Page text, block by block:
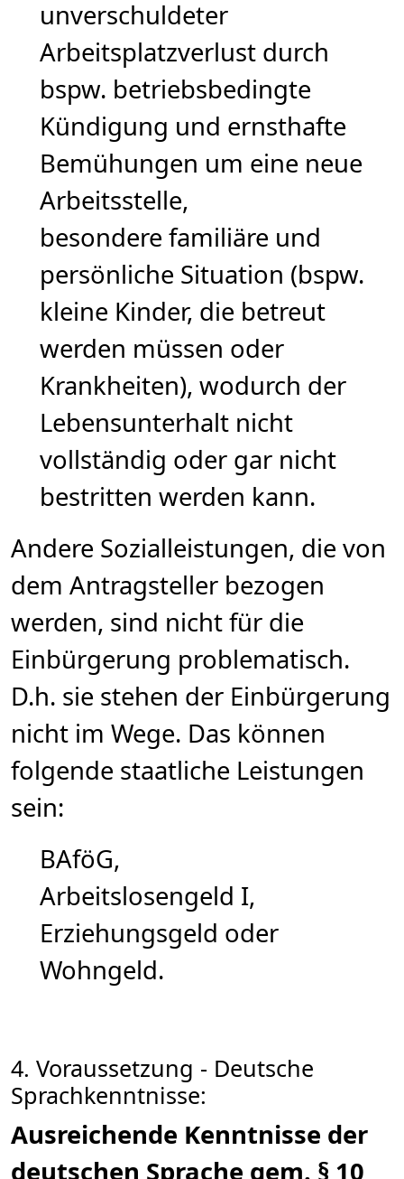
unverschuldeter
Arbeitsplatzverlust durch
bspw. betriebsbedingte
Kündigung und ernsthafte
Bemühungen um eine neue
Arbeitsstelle,
besondere familiäre und
persönliche Situation (bspw.
kleine Kinder, die betreut
werden müssen oder
Krankheiten), wodurch der
Lebensunterhalt nicht
vollständig oder gar nicht
bestritten werden kann.
Andere Sozialleistungen, die von
dem Antragsteller bezogen
werden, sind nicht für die
Einbürgerung problematisch.
D.h. sie stehen der Einbürgerung
nicht im Wege. Das können
folgende staatliche Leistungen
sein:
BAföG,
Arbeitslosengeld I,
Erziehungsgeld oder
Wohngeld.
4. Voraussetzung - Deutsche
Sprachkenntnisse:
Ausreichende Kenntnisse der
deutschen Sprache gem. § 10